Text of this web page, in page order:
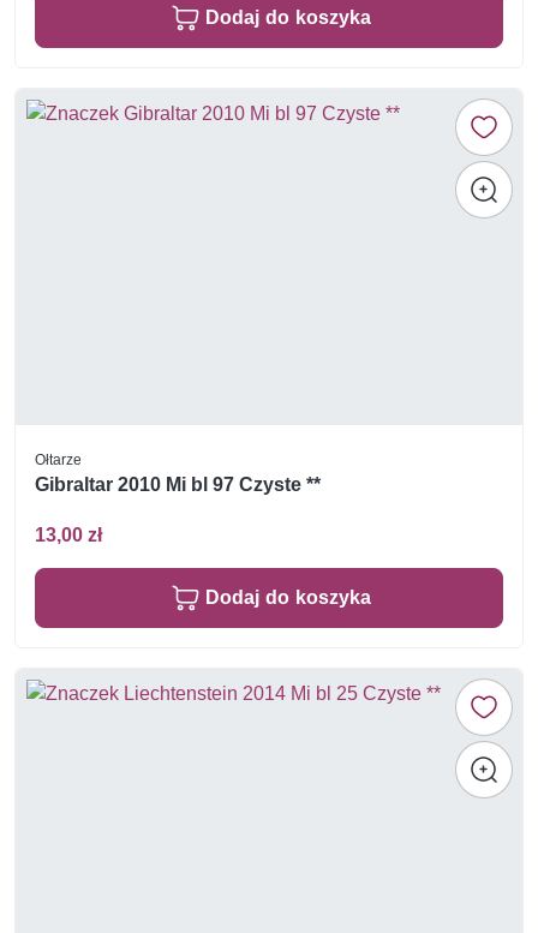
Dodaj do koszyka
Ołtarze
Gibraltar 2010 Mi bl 97 Czyste **
13,00 zł
Dodaj do koszyka